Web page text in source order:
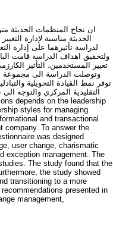
الحديثة مناسبة لإدارة
تغيير المستخدمين، التأثير
توفر نمط القيادة التحويلية
التقليدية المركزي والتوجه
styles for managing
and transactional
company. To answer the
was designed
user change, charismatic
exception management. The
The study found that the
the study showed
transitioning to a more
presented in
management,